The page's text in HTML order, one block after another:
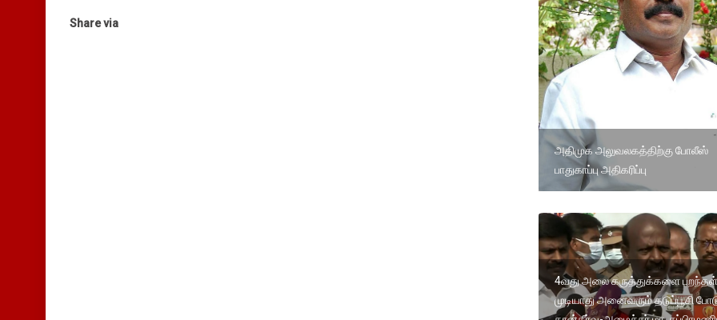
Share via
அதிமுக அலுவலகத்திற்கு போலீஸ்
பாதுகாப்பு அதிகரிப்பு
4வது அலை கருத்துக்களை
முடியாது அனைவரும் தடுப்பூசி